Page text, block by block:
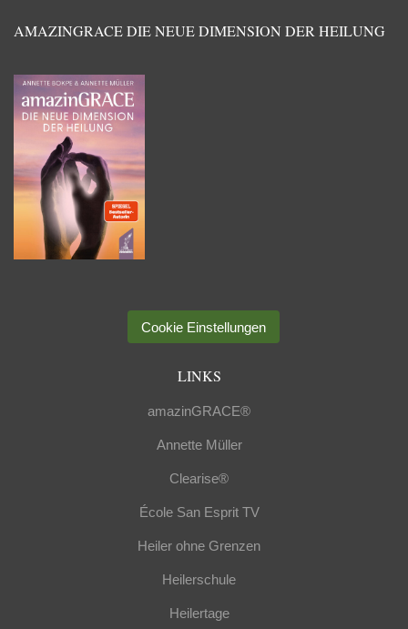
AMAZINGRACE DIE NEUE DIMENSION DER HEILUNG
Cookie Einstellungen
LINKS
amazinGRACE®
Annette Müller
Clearise®
École San Esprit TV
Heiler ohne Grenzen
Heilerschule
Heilertage